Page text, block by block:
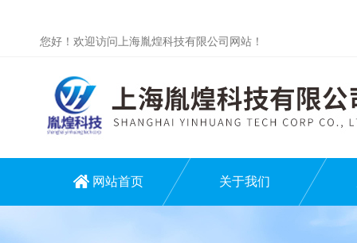
您好！欢迎访问上海胤煌科技有限公司网站！
网站首页 关于我们